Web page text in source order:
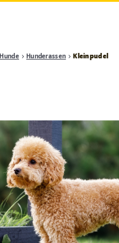
Hunde Hunderassen Kleinpudel